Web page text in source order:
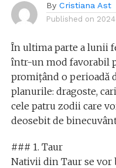
By Cristiana Ast
Published on
În ultima parte a lunii
într-un mod favorabil
promițând o perioadă
planurile: dragoste,
cele patru zodii care
deosebit de
### 1. Taur
Nativii din Taur se vor